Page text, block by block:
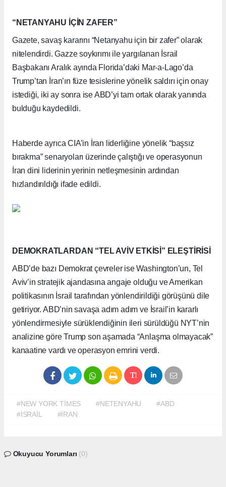
“NETANYAHU İÇİN ZAFER”
Gazete, savaş kararını “Netanyahu için bir zafer” olarak
nitelendirdi. Gazze soykırımı ile yargılanan İsrail
Başbakanı Aralık ayında Florida’daki Mar-a-Lago’da
Trump’tan İran’ın füze tesislerine yönelik saldırı için onay
istediği, iki ay sonra ise ABD’yi tam ortak olarak yanında
bulduğu kaydedildi.
Haberde ayrıca CIA’in İran liderliğine yönelik “başsız
bırakma” senaryoları üzerinde çalıştığı ve operasyonun
İran dini liderinin yerinin netleşmesinin ardından
hızlandırıldığı ifade edildi.
DEMOKRATLARDAN “TEL AVİV ETKİSİ” ELEŞTİRİSİ
ABD’de bazı Demokrat çevreler ise Washington’un, Tel
Aviv’in stratejik ajandasına angaje olduğu ve Amerikan
politikasının İsrail tarafından yönlendirildiği görüşünü dile
getiriyor. ABD’nin savaşa adım adım ve İsrail’in kararlı
yönlendirmesiyle sürüklendiğinin ileri sürüldüğü NYT’nin
analizine göre Trump son aşamada “Anlaşma olmayacak”
kanaatine vardı ve operasyon emrini verdi.
#NEW YORK TİMES #NETENYAHU
#ABD
#İSRAİL
#İRAN
Okuyucu Yorumları (0)